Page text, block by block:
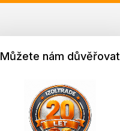
Můžete nám důvěřovat